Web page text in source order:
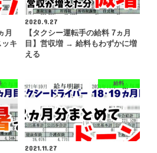
月
ッキ
2020.9.27
【タクシー運転手の給料 7ヵ月
目】営収増 → 給料もわずかに増
える
給料
2021.11.27